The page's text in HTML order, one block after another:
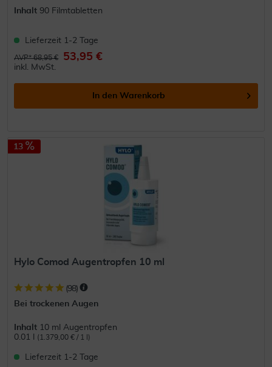
Inhalt 90 Filmtabletten
Lieferzeit 1-2 Tage
AVP* 68,95 € 53,95 €
inkl. MwSt.
In den Warenkorb
13
Hylo Comod Augentropfen 10 ml
(98)
Bei trockenen Augen
Inhalt 10 ml Augentropfen
0.01 l
(1.379,00 € / 1 l)
Lieferzeit 1-2 Tage